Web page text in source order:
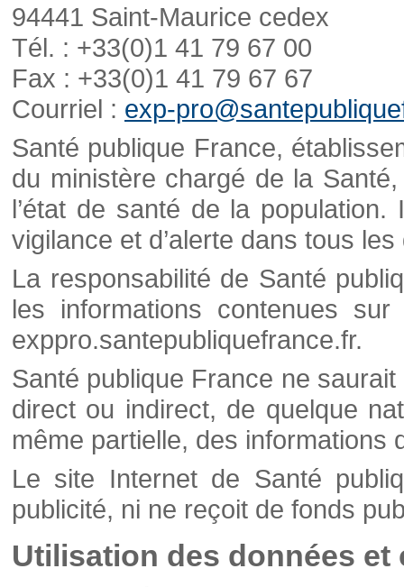
94441 Saint-Maurice cedex
Tél. : +33(0)1 41 79 67 00
Fax : +33(0)1 41 79 67 67
Courriel : exp-
Santé publique France,
du ministère chargé de la
l’état de santé de la
vigilance et d’alerte dans tous
La responsabilité de Santé
les informations contenues
exppro.santepubliquefrance.fr.
Santé publique France ne
direct ou indirect, de quelque
même partielle, des informations
Le site Internet de Santé
publicité, ni ne reçoit de fonds
Utilisation des données et